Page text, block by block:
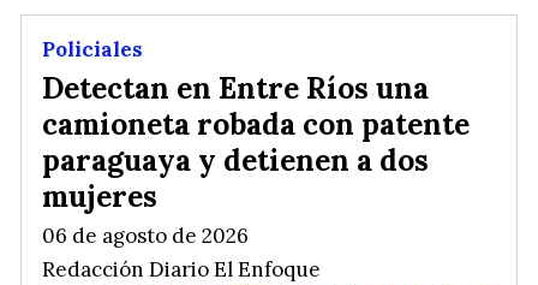
Detectan en Entre Ríos una
camioneta robada con patente
paraguaya y detienen a dos
mujeres
Redacción Diario El Enfoque
Policiales
06 de agosto de 2026